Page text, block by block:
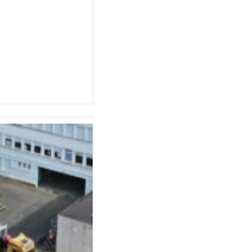
et c'est
ce